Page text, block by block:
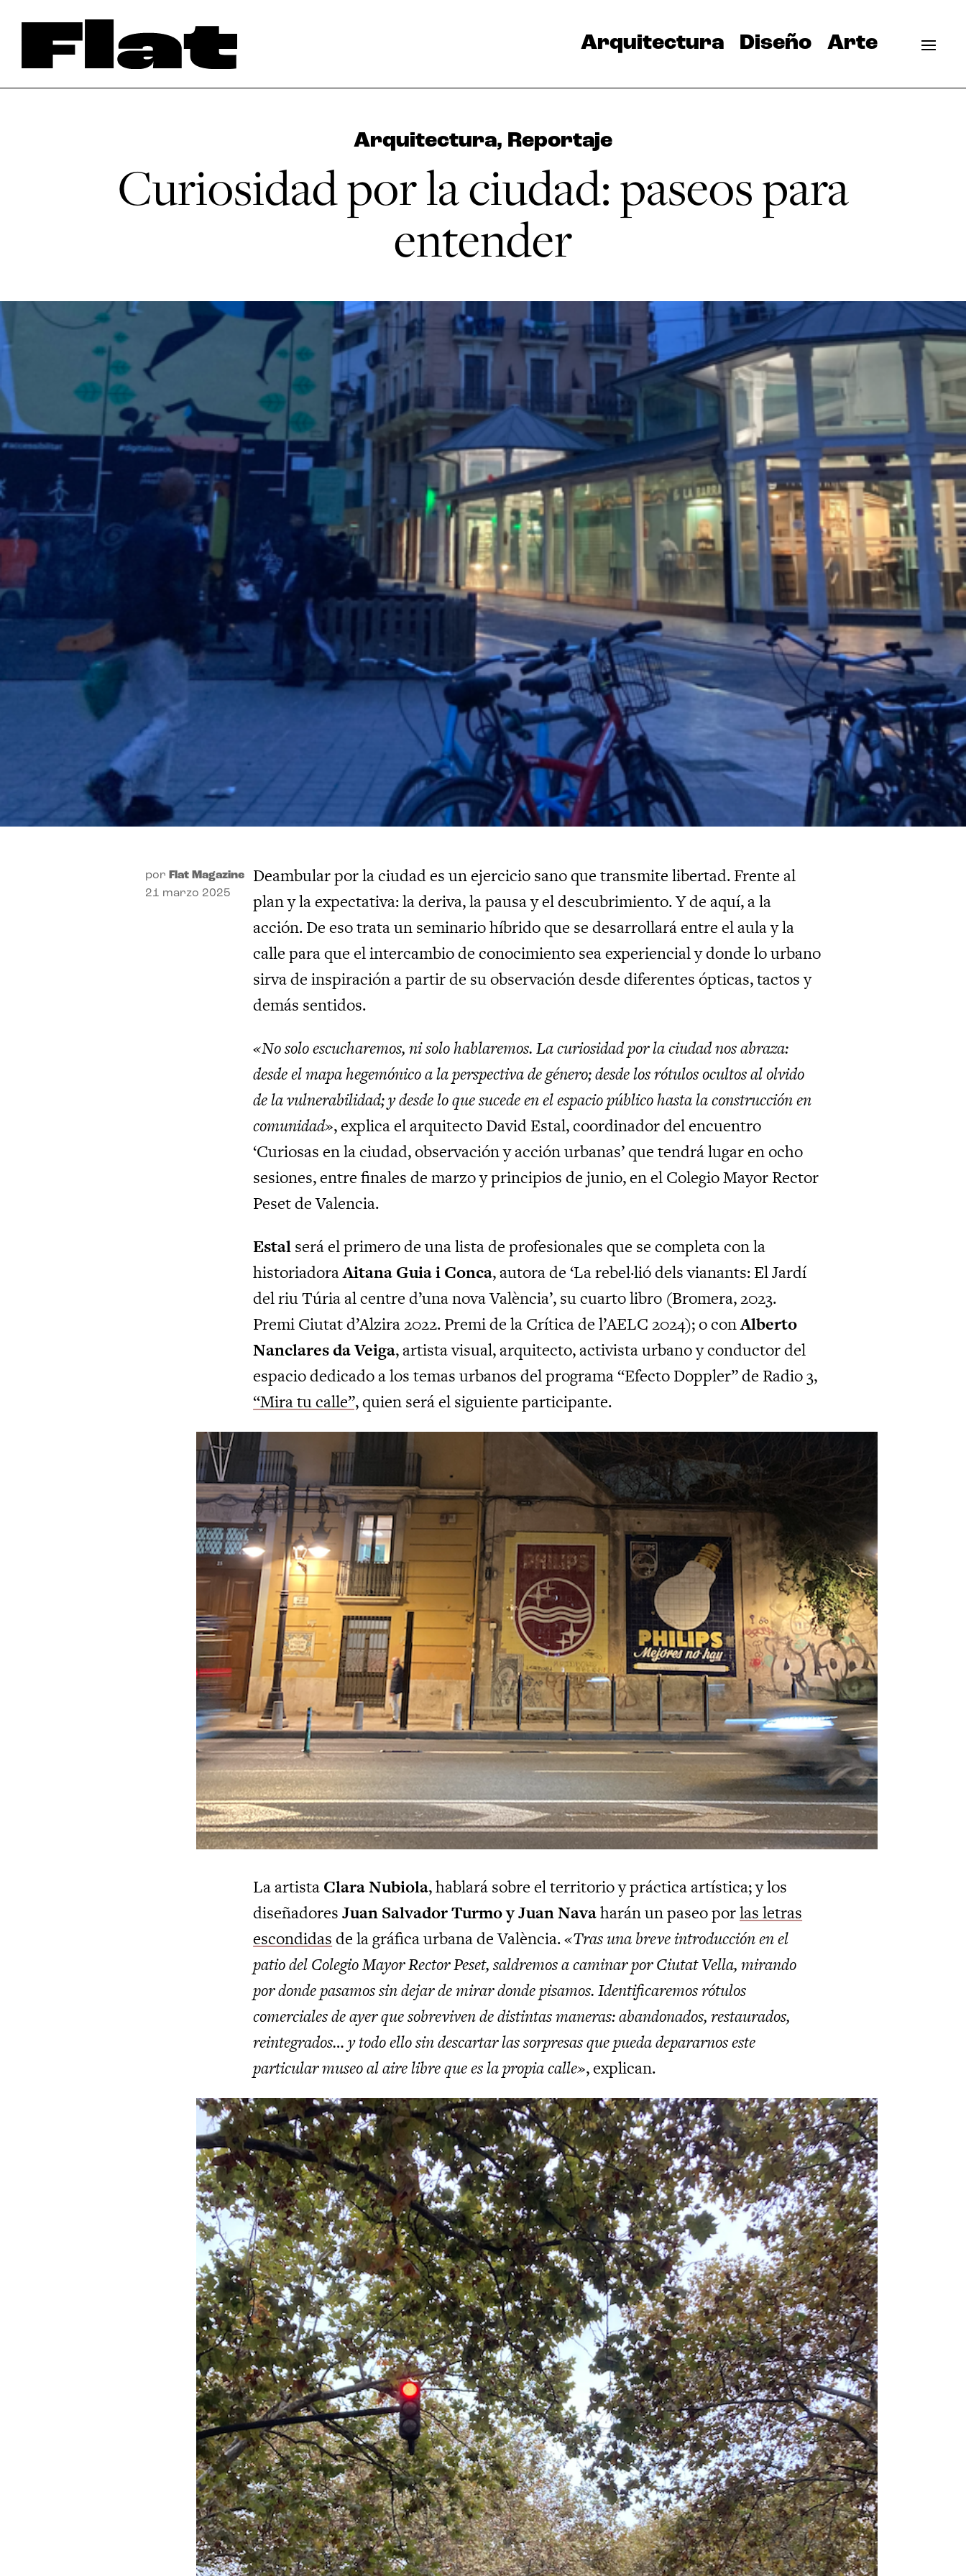
Arquitectura Diseño Arte
Arquitectura, Reportaje
Curiosidad por la ciudad: paseos para
entender
por Flat Magazine
21 marzo 2025
Deambular por la ciudad es un ejercicio sano que transmite libertad. Frente al
plan y la expectativa: la deriva, la pausa y el descubrimiento. Y de aquí, a la
acción. De eso trata un seminario híbrido que se desarrollará entre el aula y la
calle para que el intercambio de conocimiento sea experiencial y donde lo urbano
sirva de inspiración a partir de su observación desde diferentes ópticas, tactos y
demás sentidos.
«No solo escucharemos, ni solo hablaremos. La curiosidad por la ciudad nos abraza:
desde el mapa hegemónico a la perspectiva de género; desde los rótulos ocultos al olvido
de la vulnerabilidad; y desde lo que sucede en el espacio público hasta la construcción en
comunidad», explica el arquitecto David Estal, coordinador del encuentro
‘Curiosas en la ciudad, observación y acción urbanas’ que tendrá lugar en ocho
sesiones, entre finales de marzo y principios de junio, en el Colegio Mayor Rector
Peset de Valencia.
Estalserá el primero de una lista de profesionales que se completa con la
historiadoraAitana Guia i Conca, autora de ‘La rebel·lió dels vianants: El Jardí
del riu Túria al centre d’una nova València’, su cuarto libro (Bromera, 2023.
Premi Ciutat d’Alzira 2022. Premi de la Crítica de l’AELC 2024); o conAlberto
Nanclares da Veiga, artista visual, arquitecto, activista urbano y conductor del
espacio dedicado a los temas urbanos del programa “Efecto Doppler” de Radio 3,
“Mira tu calle”,quien será el siguiente participante.
La artistaClara Nubiola, hablará sobre el territorio y práctica artística; y los
diseñadoresJuan Salvador Turmo y Juan Navaharán un paseo porlas letras
escondidasde la gráfica urbana de València.«Tras una breve introducción en el
patio del Colegio Mayor Rector Peset, saldremos a caminar por Ciutat Vella, mirando
por donde pasamos sin dejar de mirar donde pisamos. Identificaremos rótulos
comerciales de ayer que sobreviven de distintas maneras: abandonados, restaurados,
reintegrados… y todo ello sin descartar las sorpresas que pueda depararnos este
particular museo al aire libre que es la propia calle», explican.